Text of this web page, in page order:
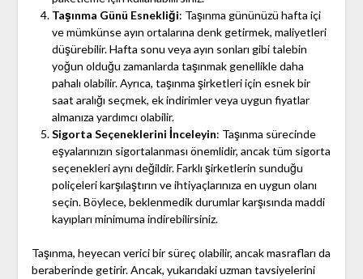
Taşınma Günü Esnekliği: Taşınma gününüzü hafta içi
ve mümkünse ayın ortalarına denk getirmek, maliyetleri
düşürebilir. Hafta sonu veya ayın sonları gibi talebin
yoğun olduğu zamanlarda taşınmak genellikle daha
pahalı olabilir. Ayrıca, taşınma şirketleri için esnek bir
saat aralığı seçmek, ek indirimler veya uygun fiyatlar
almanıza yardımcı olabilir.
Sigorta Seçeneklerini İnceleyin: Taşınma sürecinde
eşyalarınızın sigortalanması önemlidir, ancak tüm sigorta
seçenekleri aynı değildir. Farklı şirketlerin sunduğu
poliçeleri karşılaştırın ve ihtiyaçlarınıza en uygun olanı
seçin. Böylece, beklenmedik durumlar karşısında maddi
kayıpları minimuma indirebilirsiniz.
Taşınma, heyecan verici bir süreç olabilir, ancak masrafları da
beraberinde getirir. Ancak, yukarıdaki uzman tavsiyelerini